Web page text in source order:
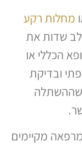
מחלות רקע
שדות את
הכללי או
ובדיקת
שההשתלה
מקיימים